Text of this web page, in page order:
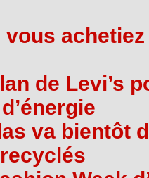
vous
de Levi’s
va bientôt